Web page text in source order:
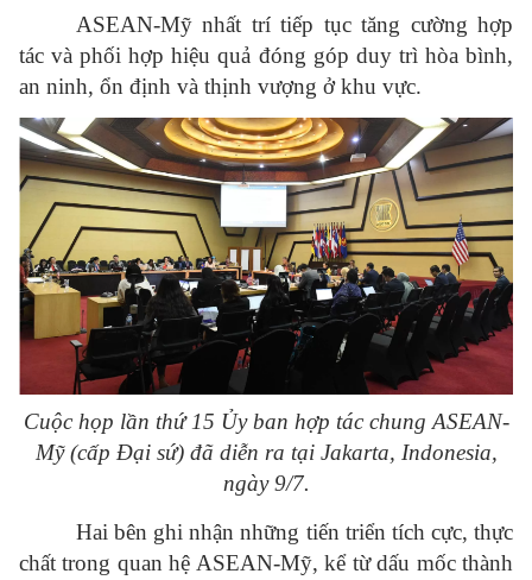
ASEAN-Mỹ nhất trí tiếp tục tăng cường hợp
tác và phối hợp hiệu quả đóng góp duy trì hòa bình,
an ninh, ổn định và thịnh vượng ở khu vực.
Cuộc họp lần thứ 15 Ủy ban hợp tác chung ASEAN-
Mỹ (cấp Đại sứ) đã diễn ra tại Jakarta, Indonesia,
ngày 9/7.
Hai bên ghi nhận những tiến triển tích cực, thực
chất trong quan hệ ASEAN-Mỹ, kể từ dấu mốc thành